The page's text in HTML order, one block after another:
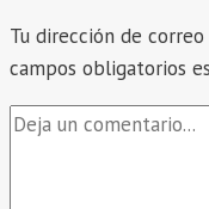
Tu dirección de
campos obligatorios